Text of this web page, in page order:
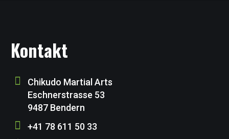
Kontakt
Chikudo Martial Arts
Eschnerstrasse 53
9487 Bendern
+41 78 611 50 33